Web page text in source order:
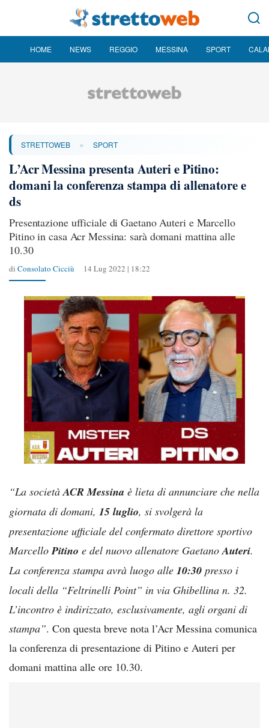
HOME NEWS REGGIO MESSINA SPORT
STRETTOWEB » SPORT
L’Acr Messina presenta Auteri e Pitino:
domani la conferenza stampa di allenatore e
ds
Presentazione ufficiale di Gaetano Auteri e Marcello
Pitino in casa Acr Messina: sarà domani mattina alle
10.30
di Consolato Cicciù 14 Lug 2022 | 18:22
“La societàACR Messina è lieta di annunciare che nella
giornata di domani, 15 luglio, si svolgerà la
presentazione ufficiale del confermato direttore sportivo
MarcelloPitino e del nuovo allenatore GaetanoAuteri.
La conferenza stampa avrà luogo alle 10:30 presso i
locali della “Feltrinelli Point” in via Ghibellina n. 32.
L’incontro è indirizzato, esclusivamente, agli organi di
stampa”. Con questa breve nota l’Acr Messina comunica
la conferenza di presentazione di Pitino e Auteri per
domani mattina alle ore 10.30.